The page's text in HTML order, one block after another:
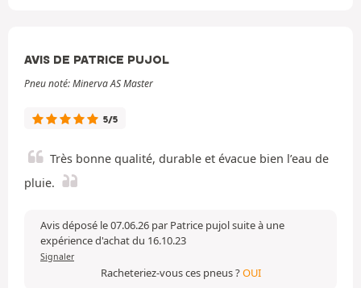
AVIS DE PATRICE PUJOL
Pneu noté: Minerva AS Master
5/5
Très bonne qualité, durable et évacue bien l’eau de
pluie.
Avis déposé le 07.06.26 par Patrice pujol suite à une
expérience d'achat du 16.10.23
Signaler
Racheteriez-vous ces pneus ?OUI